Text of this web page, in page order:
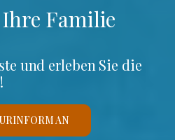
Familie
und erleben Sie die
AN